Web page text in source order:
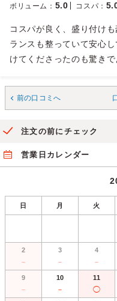
ボリューム ： 5.0 コスパ ：
コスパが良く、盛り付け
ランスも整っていて安心
けてくださったのも驚き
前の口コミへ
注文の前にチェック
営業日カレンダー
日 月 火
2
－
3
－
4
－
9
－
10
－
11
◯